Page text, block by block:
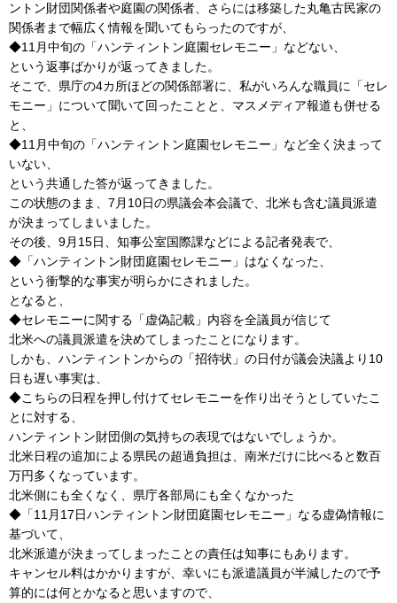
ントン財団関係者や庭園の関係者、さらには移築した丸亀古民家の
関係者まで幅広く情報を聞いてもらったのですが、
◆11月中旬の「ハンティントン庭園セレモニー」などない、
という返事ばかりが返ってきました。
そこで、県庁の4カ所ほどの関係部署に、私がいろんな職員に「セレ
モニー」について聞いて回ったことと、マスメディア報道も併せる
と、
◆11月中旬の「ハンティントン庭園セレモニー」など全く決まって
いない、
という共通した答が返ってきました。
この状態のまま、7月10日の県議会本会議で、北米も含む議員派遣
が決まってしまいました。
その後、9月15日、知事公室国際課などによる記者発表で、
◆「ハンティントン財団庭園セレモニー」はなくなった、
という衝撃的な事実が明らかにされました。
となると、
◆セレモニーに関する「虚偽記載」内容を全議員が信じて
北米への議員派遣を決めてしまったことになります。
しかも、ハンティントンからの「招待状」の日付が議会決議より10
日も遅い事実は、
◆こちらの日程を押し付けてセレモニーを作り出そうとしていたこ
とに対する、
ハンティントン財団側の気持ちの表現ではないでしょうか。
北米日程の追加による県民の超過負担は、南米だけに比べると数百
万円多くなっています。
北米側にも全くなく、県庁各部局にも全くなかった
◆「11月17日ハンティントン財団庭園セレモニー」なる虚偽情報に
基づいて、
北米派遣が決まってしまったことの責任は知事にもあります。
キャンセル料はかかりますが、幸いにも派遣議員が半減したので予
算的には何とかなると思いますので、